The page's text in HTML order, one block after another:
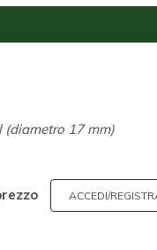
(diametro 17 mm)
ACCEDI/